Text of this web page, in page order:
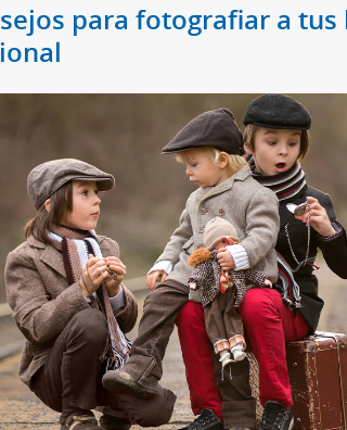
para fotografiar a